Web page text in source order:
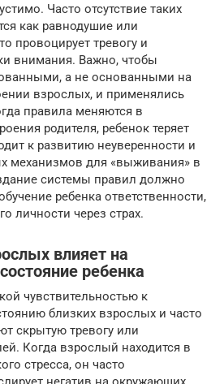
Часто отсутствие таких
как равнодушие или
провоцирует тревогу и
внимания. Важно, чтобы
а не основанными на
взрослых, и применялись
правила меняются в
родителя, ребенок теряет
к развитию неуверенности и
механизмов для «выживания» в
системы правил должно
ребенка ответственности,
личности через страх.
влияет на
ребенка
чувствительностью к
близких взрослых и часто
скрытую тревогу или
Когда взрослый находится в
стресса, он часто